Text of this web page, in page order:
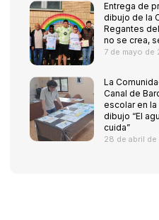
Entrega de
dibujo de la
Regantes
no se crea,
7 de mayo de
La
Canal de
escolar en
dibujo “El
cuida”
28 de abril